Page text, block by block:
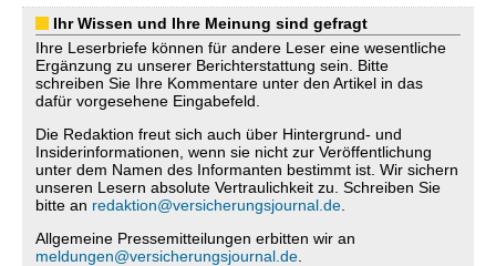
Ihr Wissen und Ihre Meinung sind gefragt
Ihre Leserbriefe können für andere Leser eine wesentliche
Ergänzung zu unserer Berichterstattung sein. Bitte
schreiben Sie Ihre Kommentare unter den Artikel in das
dafür vorgesehene Eingabefeld.
Die Redaktion freut sich auch über Hintergrund- und
Insiderinformationen, wenn sie nicht zur Veröffentlichung
unter dem Namen des Informanten bestimmt ist. Wir sichern
unseren Lesern absolute Vertraulichkeit zu. Schreiben Sie
bitte an redaktion@versicherungsjournal.de
Allgemeine Pressemitteilungen erbitten wir an
meldungen@versicherungsjournal.de